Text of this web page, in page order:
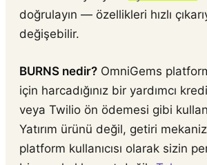
doğrulayın — özellikleri hızlı
değişebilir.
BURNS nedir? OmniGems
için harcadığınız bir yardımcı
veya Twilio ön ödemesi gibi
Yatırım ürünü değil, getiri
platform kullanıcısı olarak sizin